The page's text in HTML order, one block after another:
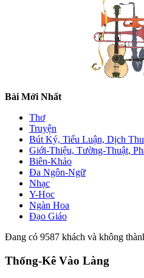
Bài Mới Nhất
Thơ
Truyện
Bút Ký, Tiểu Luận, Dịch
Giới-Thiệu, Tường-Thuật,
Biên-Khảo
Đa Ngôn-Ngữ
Nhạc
Y-Học
Ngàn Hoa
Đạo Giáo
Đang có 9587 khách và không
Thống-Kê Vào Làng